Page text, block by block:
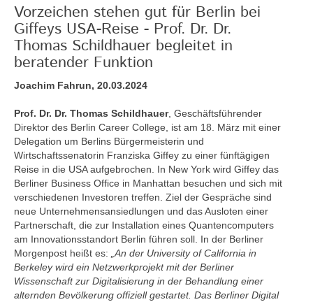
Vorzeichen stehen gut für Berlin bei
Giffeys USA-Reise - Prof. Dr. Dr.
Thomas Schildhauer begleitet in
beratender Funktion
Joachim Fahrun, 20.03.2024
Prof. Dr. Dr. Thomas Schildhauer, Geschäftsführender
Direktor des Berlin Career College, ist am 18. März mit einer
Delegation um Berlins Bürgermeisterin und
Wirtschaftssenatorin Franziska Giffey zu einer fünftägigen
Reise in die USA aufgebrochen. In New York wird Giffey das
Berliner Business Office in Manhattan besuchen und sich mit
verschiedenen Investoren treffen. Ziel der Gespräche sind
neue Unternehmensansiedlungen und das Ausloten einer
Partnerschaft, die zur Installation eines Quantencomputers
am Innovationsstandort Berlin führen soll. In der Berliner
Morgenpost heißt es:
„An der University of California in
Berkeley wird ein Netzwerkprojekt mit der Berliner
Wissenschaft zur Digitalisierung in der Behandlung einer
alternden Bevölkerung offiziell gestartet. Das Berliner Digital